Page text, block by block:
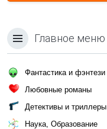
Главное меню
Фантастика и фэнтези
Любовные романы
Детективы и триллеры
Наука, Образование